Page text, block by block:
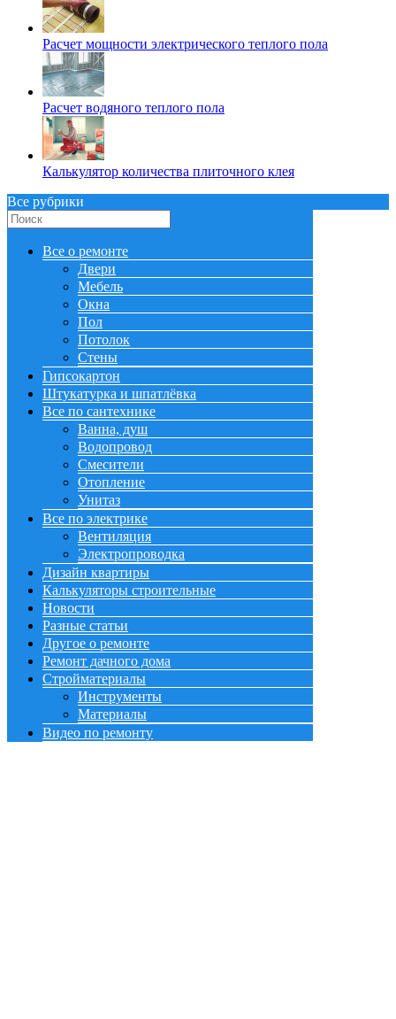
Расчет мощности электрического теплого пола
Расчет водяного теплого пола
Калькулятор количества плиточного клея
Все рубрики
Все о ремонте
Двери
Мебель
Окна
Пол
Потолок
Стены
Гипсокартон
Штукатурка и шпатлёвка
Все по сантехнике
Ванна, душ
Водопровод
Смесители
Отопление
Унитаз
Все по электрике
Вентиляция
Электропроводка
Дизайн квартиры
Калькуляторы строительные
Новости
Разные статьи
Другое о ремонте
Ремонт дачного дома
Стройматериалы
Инструменты
Материалы
Видео по ремонту